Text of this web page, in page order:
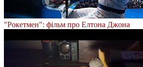
"Рокетмен": фільм про Елтона Джона